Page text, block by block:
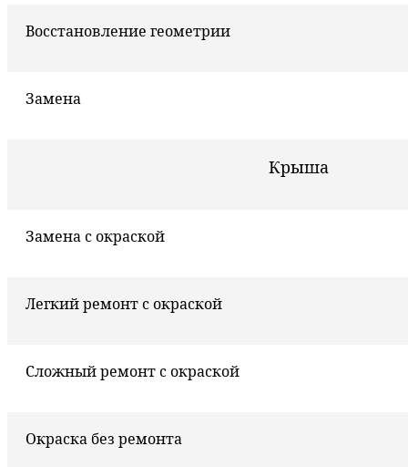
Восстановление геометрии
Замена
Крыша
Замена с окраской
Легкий ремонт с окраской
Сложный ремонт с окраской
Окраска без ремонта